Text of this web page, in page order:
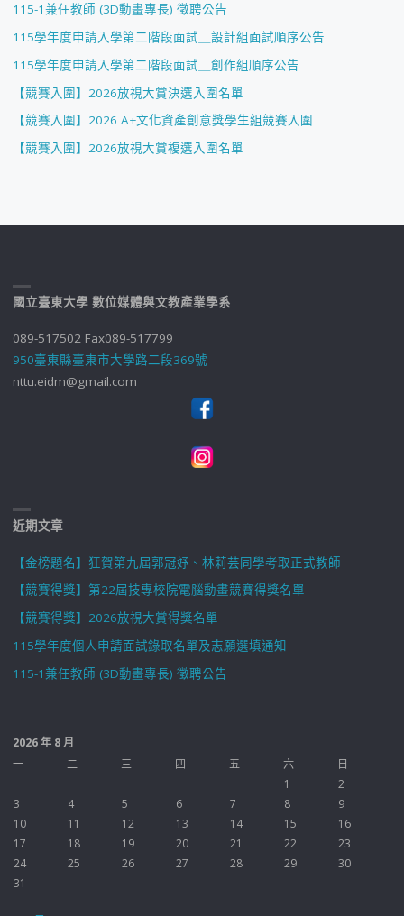
115-1兼任教師 (3D動畫專長) 徵聘公告
115學年度申請入學第二階段面試＿設計組面試順序公告
115學年度申請入學第二階段面試＿創作組順序公告
【競賽入圍】2026放視大賞決選入圍名單
【競賽入圍】2026 A+文化資產創意獎學生組競賽入圍
【競賽入圍】2026放視大賞複選入圍名單
國立臺東大學 數位媒體與文教產業學系
089-517502 Fax089-517799
950臺東縣臺東市大學路二段369號
nttu.eidm@gmail.com
近期文章
【金榜題名】狂賀第九屆郭冠妤、林莉芸同學考取正式教師
【競賽得獎】第22屆技專校院電腦動畫競賽得獎名單
【競賽得獎】2026放視大賞得獎名單
115學年度個人申請面試錄取名單及志願選填通知
115-1兼任教師 (3D動畫專長) 徵聘公告
2026 年 8 月
一
二 三 四 五 六
日
1
2
3
4 5 6 7 8
9
10
11 12 13 14 15
16
17
18 19 20 21 22
23
24
25 26 27 28 29
30
31